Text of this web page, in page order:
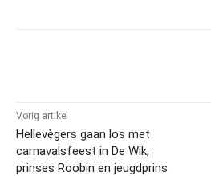
Vorig artikel
Hellevègers gaan los met
carnavalsfeest in De Wik;
prinses Roobin en jeugdprins